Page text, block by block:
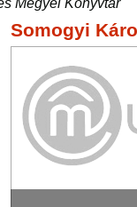
Megyei Könyvtár
Somogyi